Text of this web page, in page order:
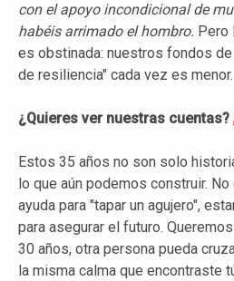
con el apoyo incondicional de
habéis arrimado el hombro. Pero
es obstinada: nuestros fondos
de resiliencia" cada vez es menor.
¿Quieres ver nuestras cuentas?
Estos 35 años no son solo
lo que aún podemos construir.
ayuda para "tapar un agujero",
para asegurar el futuro.
30 años, otra persona pueda
la misma calma que encontraste